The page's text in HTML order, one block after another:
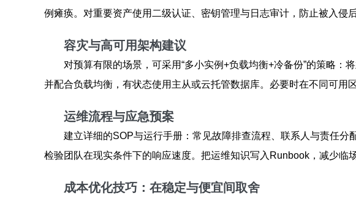
例瘫痪。对重要资产使用二级认证、密钥管理与日志审计，防止被入侵
容灾与高可用架构建议
对预算有限的场景，可采用“多小实例+负载均衡+冷备份”的策略
并配合负载均衡，有状态使用主从或云托管数据库。必要时在不同可用
运维流程与应急预案
建立详细的SOP与运行手册：常见故障排查流程、联系人与责任
检验团队在现实条件下的响应速度。把运维知识写入Runbook，减少临
成本优化技巧：在稳定与便宜间取舍